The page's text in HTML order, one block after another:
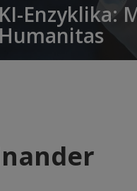
KI-Enzyklika:
Humanitas